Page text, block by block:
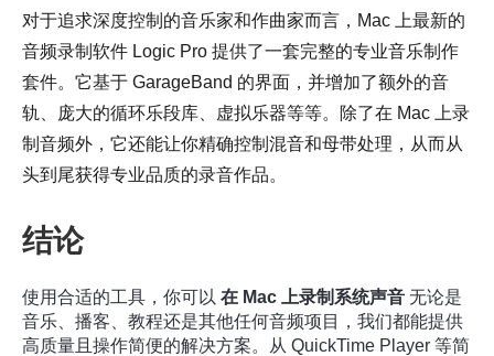
对于追求深度控制的音乐家和作曲家而言，Mac 上最新的
音频录制软件 Logic Pro 提供了一套完整的专业音乐制作
套件。它基于 GarageBand 的界面，并增加了额外的音
轨、庞大的循环乐段库、虚拟乐器等等。除了在 Mac 上录
制音频外，它还能让你精确控制混音和母带处理，从而从
头到尾获得专业品质的录音作品。
结论
使用合适的工具，你可以 在 Mac 上录制系统声音 无论是
音乐、播客、教程还是其他任何音频项目，我们都能提供
高质量且操作简便的解决方案。从 QuickTime Player 等简